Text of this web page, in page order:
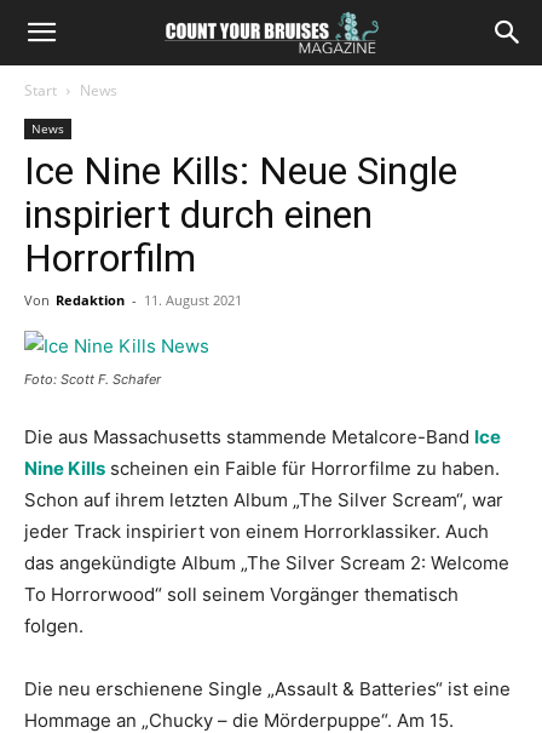
Start News
News
Ice Nine Kills: Neue Single
inspiriert durch einen
Horrorfilm
Von Redaktion - 11. August 2021
Foto: Scott F. Schafer
Die aus Massachusetts stammende Metalcore-Band Ice
Nine Kills scheinen ein Faible für Horrorfilme zu haben.
Schon auf ihrem letzten Album „The Silver Scream“, war
jeder Track inspiriert von einem Horrorklassiker. Auch
das angekündigte Album „The Silver Scream 2: Welcome
To Horrorwood“ soll seinem Vorgänger thematisch
folgen.
Die neu erschienene Single „Assault & Batteries“ ist eine
Hommage an „Chucky – die Mörderpuppe“. Am 15.